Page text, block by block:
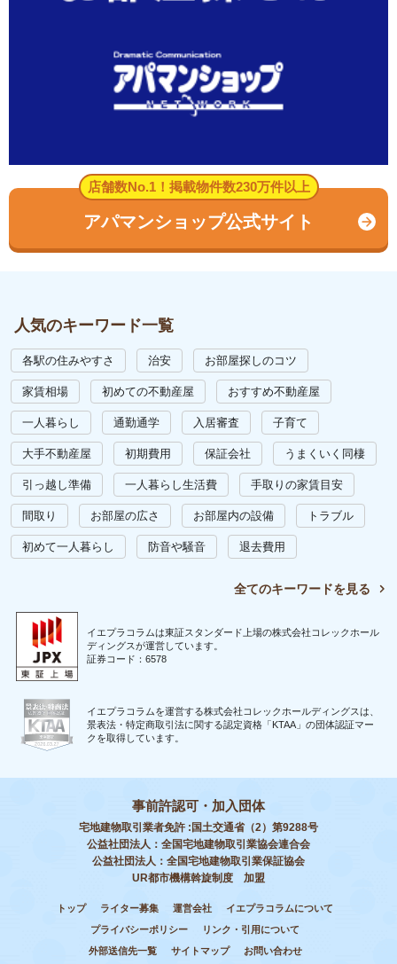
店舗数No.1！掲載物件数230万件以上
アパマンショップ公式サイト
人気のキーワード一覧
各駅の住みやすさ 治安 お部屋探しのコツ
家賃相場 初めての不動産屋 おすすめ不動産屋
一人暮らし 通勤通学 入居審査 子育て
大手不動産屋 初期費用 保証会社 うまくいく同棲
引っ越し準備 一人暮らし生活費 手取りの家賃目安
間取り お部屋の広さ お部屋内の設備 トラブル
初めて一人暮らし 防音や騒音 退去費用
全てのキーワードを見る
イエプラコラムは東証スタンダード上場の株式会社コレックホール
ディングスが運営しています。
証券コード：6578
イエプラコラムを運営する株式会社コレックホールディングスは、
景表法・特定商取引法に関する認定資格「KTAA」の団体認証マー
クを取得しています。
事前許認可・加入団体
宅地建物取引業者免許 :国土交通省（2）第9288号
公益社団法人：全国宅地建物取引業協会連合会
公益社団法人：全国宅地建物取引業保証協会
UR都市機構斡旋制度 加盟
トップ ライター募集 運営会社
イエプラコラムについて
プライバシーポリシー
リンク・引用について
外部送信先一覧
サイトマップ お問い合わせ